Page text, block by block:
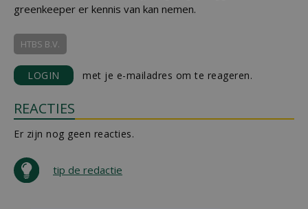
greenkeeper er kennis van kan nemen.
HTBS B.V.
LOGIN met je e-mailadres om te reageren.
REACTIES
Er zijn nog geen reacties.
tip de redactie